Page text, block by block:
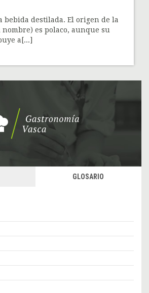
bebida destilada. El origen de la
nombre) es polaco, aunque su
a[...]
GLOSARIO